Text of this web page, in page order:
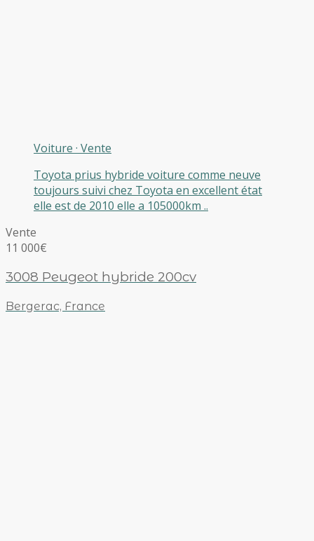
Voiture · Vente
Toyota prius hybride voiture comme neuve
toujours suivi chez Toyota en excellent état
elle est de 2010 elle a 105000km ..
Vente
11 000€
3008 Peugeot hybride 200cv
Bergerac, France